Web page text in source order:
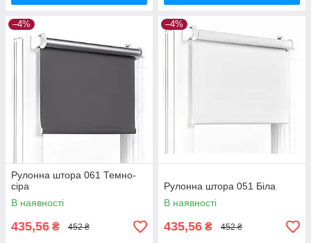
–4%
Рулонна штора 061 Темно-
сіра
В наявності
435,56 ₴ 452 ₴
–4%
Рулонна штора 051 Біла
В наявності
435,56 ₴ 452 ₴